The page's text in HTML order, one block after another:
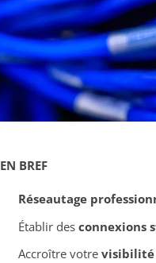
EN BREF
Réseautage
Établir des connexions
Accroître votre visibilité